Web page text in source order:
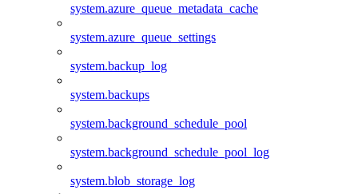
system.azure_queue_metadata_cache
system.azure_queue_settings
system.backup_log
system.backups
system.background_schedule_pool
system.background_schedule_pool_log
system.blob_storage_log